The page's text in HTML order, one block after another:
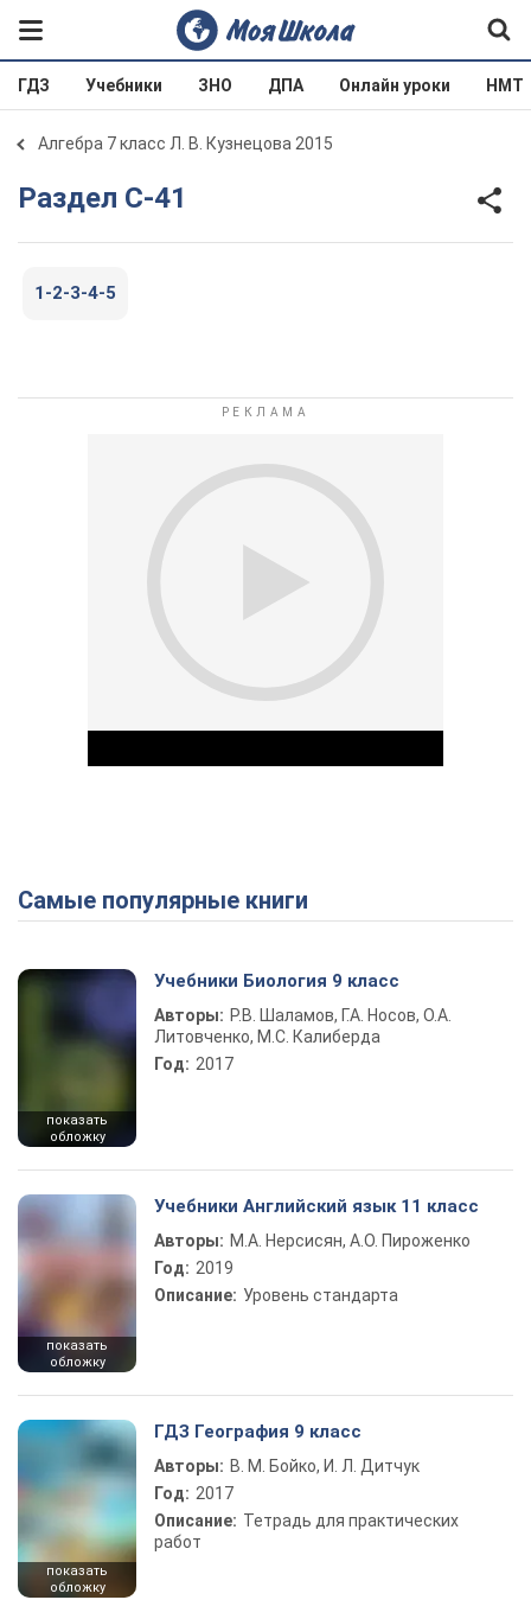
ГДЗ Учебники ЗНО ДПА Онлайн уроки НМТ
Алгебра 7 класс Л. В. Кузнецова 2015
Раздел С-41
1-2-3-4-5
Play Video
Самые популярные книги
показать
обложку
Учебники Биология 9 класс
Авторы: Р.В. Шаламов, Г.А. Носов, О.А.
Литовченко, М.С. Калиберда
Год: 2017
показать
обложку
Учебники Английский язык 11 класс
Авторы: М.А. Нерсисян, А.О. Пироженко
Год: 2019
Описание: Уровень стандарта
показать
обложку
ГДЗ География 9 класс
Авторы: В. М. Бойко, И. Л. Дитчук
Год: 2017
Описание: Тетрадь для практических
работ